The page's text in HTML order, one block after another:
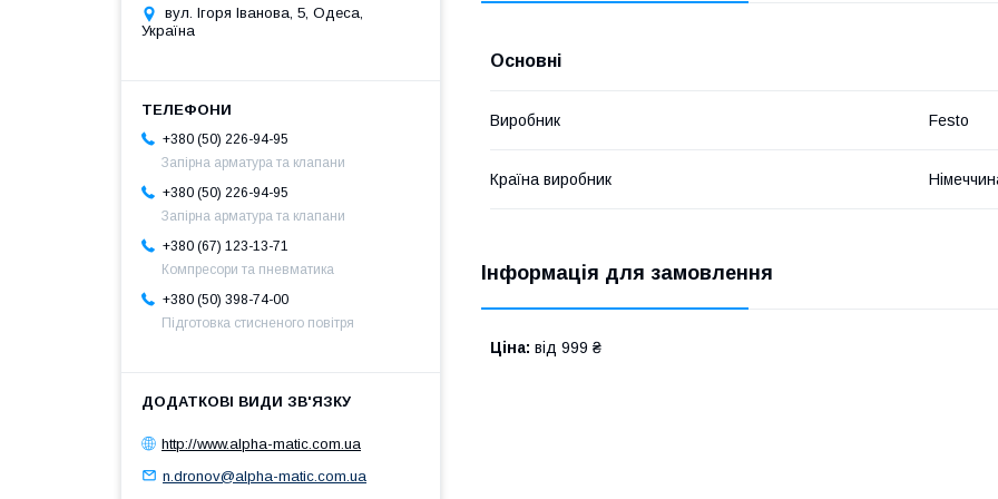
Основні
Виробник Festo
Країна виробник
Інформація для замовлення
Ціна: від 999 ₴
вул. Ігоря Іванова, 5, Одеса,
Україна
+380 (50) 226-94-95
Запірна арматура та клапани
+380 (50) 226-94-95
Запірна арматура та клапани
+380 (67) 123-13-71
Компресори та пневматика
+380 (50) 398-74-00
Підготовка стисненого повітря
http://www.alpha-matic.com.ua
n.dronov@alpha-matic.com.ua